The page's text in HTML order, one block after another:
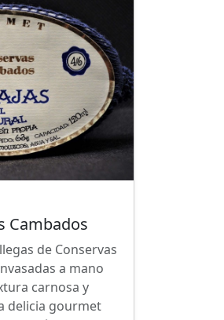
Cambados
de Conservas
a mano
carnosa y
delicia gourmet